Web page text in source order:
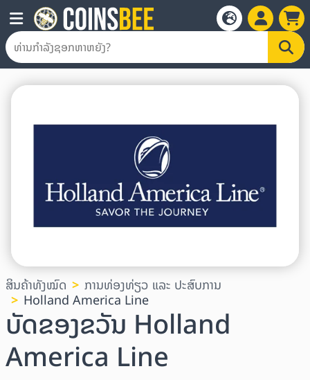
ສິນຄ້າທັງໝົດ ການທ່ອງທ່ຽວ ແລະ ປະສົບການ
Holland America Line
ບັດຂອງຂວັນ Holland
America Line